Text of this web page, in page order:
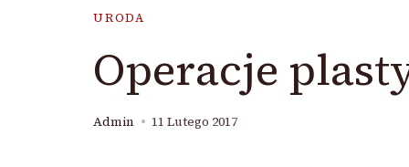
URODA
Operacje
Admin 11 Lutego 2017